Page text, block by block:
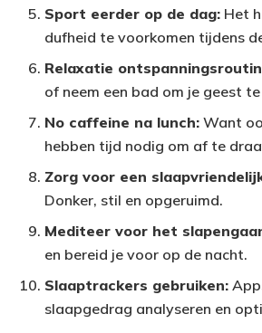
Sport eerder op de dag: Het
dufheid te voorkomen tijdens
Relaxatie
of neem een bad om je geest
No caffeine na lunch: Want
hebben tijd nodig om af te
Zorg voor een
Donker, stil en opgeruimd.
Mediteer voor het
en bereid je voor op de nacht.
Slaaptrackers gebruiken:
slaapgedrag analyseren en